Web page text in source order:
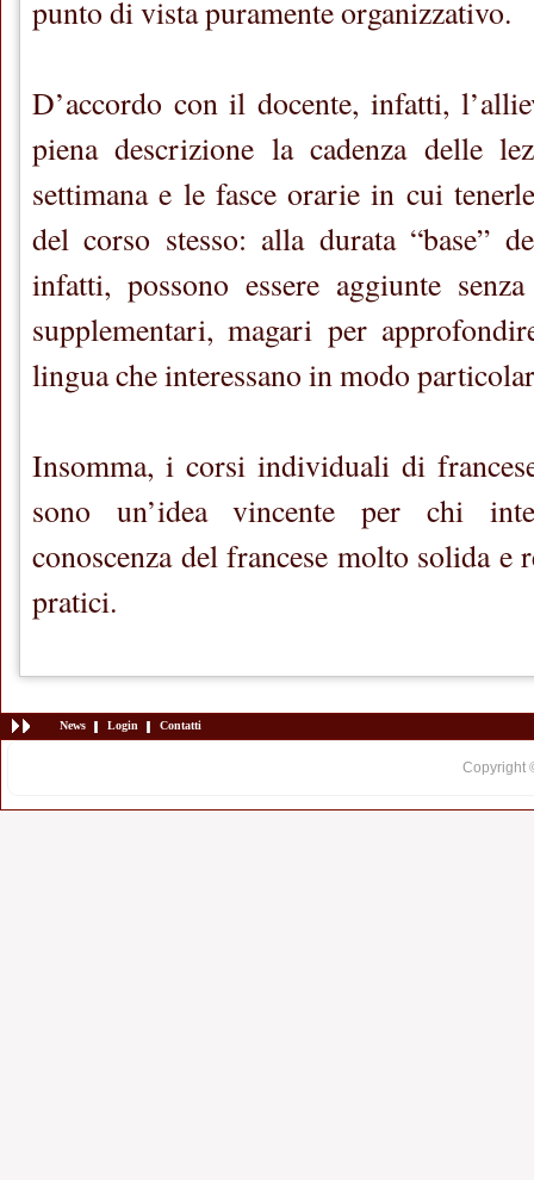
punto di vista puramente organizzativo.
D’accordo con il docente, infatti,
piena descrizione la cadenza delle
settimana e le fasce orarie in cui
del corso stesso: alla durata “base”
infatti, possono essere aggiunte
supplementari, magari per
lingua che interessano in modo
Insomma, i corsi individuali di
sono un’idea vincente per chi
conoscenza del francese molto solida e
pratici.
News Login Contatti
Copyright